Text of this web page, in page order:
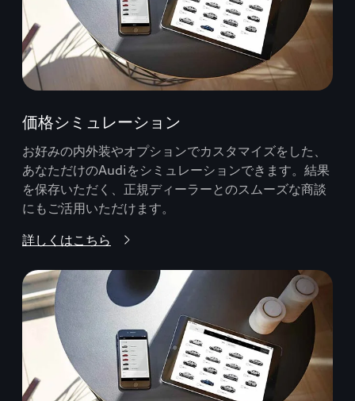
価格シミュレーション
お好みの内外装やオプションでカスタマイズをした、
あなただけのAudiをシミュレーションできます。結果
を保存いただく、正規ディーラーとのスムーズな商談
にもご活用いただけます。
詳しくはこちら